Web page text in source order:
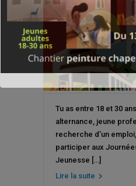
Tu as entre 18 et 30
alternance, jeune
recherche d’un
participer aux
Jeunesse […]
Lire la suite